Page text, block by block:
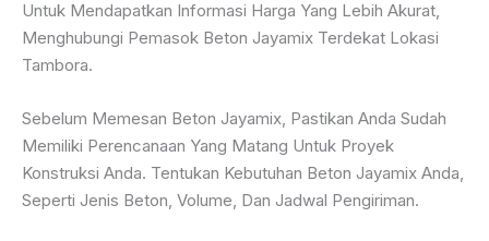
Untuk Mendapatkan Informasi Harga Yang Lebih Akurat,
Menghubungi Pemasok Beton Jayamix Terdekat Lokasi
Tambora.
Sebelum Memesan Beton Jayamix, Pastikan Anda Sudah
Memiliki Perencanaan Yang Matang Untuk Proyek
Konstruksi Anda. Tentukan Kebutuhan Beton Jayamix Anda,
Seperti Jenis Beton, Volume, Dan Jadwal Pengiriman.